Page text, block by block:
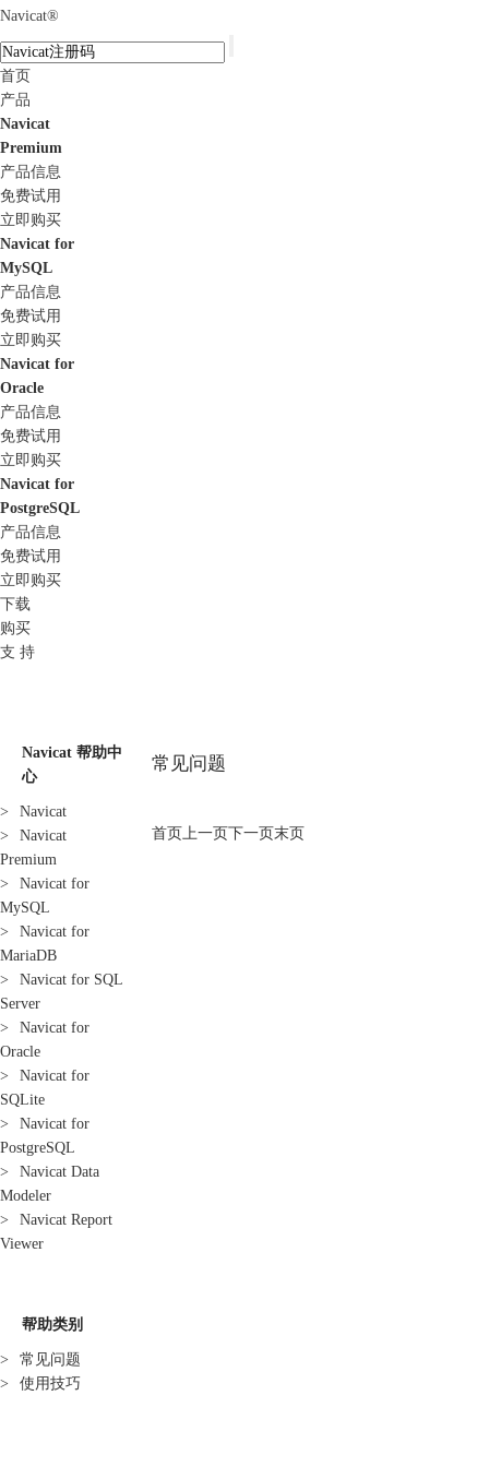
Navicat®
首页
产品
Navicat
Premium
产品信息
免费试用
立即购买
Navicat for
MySQL
产品信息
免费试用
立即购买
Navicat for
Oracle
产品信息
免费试用
立即购买
Navicat for
PostgreSQL
产品信息
免费试用
立即购买
下载
购买
支 持
Navicat 帮助中
心
>
Navicat
>
Navicat
Premium
>
Navicat for
MySQL
>
Navicat for
MariaDB
>
Navicat for SQL
Server
>
Navicat for
Oracle
>
Navicat for
SQLite
>
Navicat for
PostgreSQL
>
Navicat Data
Modeler
>
Navicat Report
Viewer
帮助类别
>
常见问题
>
使用技巧
常见问题
首页上一页下一页末页